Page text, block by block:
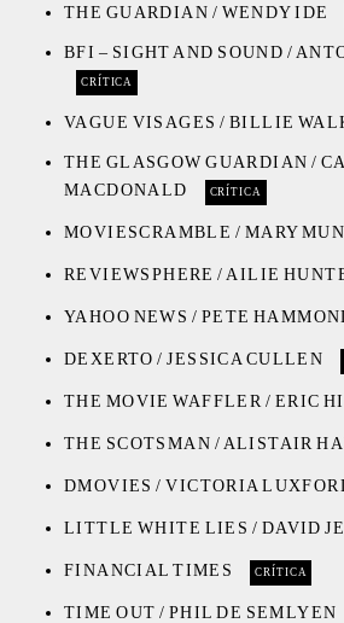
THE GUARDIAN / WENDY IDE
BFI – SIGHT AND SOUND /
CRÍTICA
VAGUE VISAGES / BILLIE
THE GLASGOW GUARDIAN /
MACDONALD
CRÍTICA
MOVIESCRAMBLE / MARY
REVIEWSPHERE / AILIE
YAHOO NEWS / PETE
DEXERTO / JESSICA CULLEN
THE MOVIE WAFFLER / ERIC
THE SCOTSMAN / ALISTAIR
DMOVIES / VICTORIA
LITTLE WHITE LIES / DAVID
FINANCIAL TIMES CRÍTICA
TIME OUT / PHIL DE SEMLYEN